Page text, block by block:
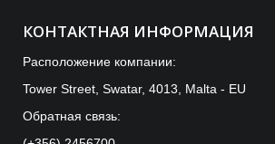
КОНТАКТНАЯ ИНФОРМАЦИЯ
Расположение компании:
Tower Street, Swatar, 4013, Malta - EU
Обратная связь: